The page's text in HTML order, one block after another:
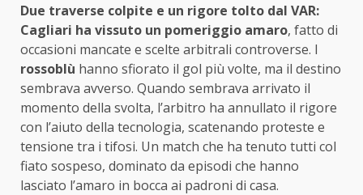
Due traverse colpite e un rigore tolto dal VAR:
Cagliari ha vissuto un pomeriggio amaro, fatto di
occasioni mancate e scelte arbitrali controverse. I
rossoblù hanno sfiorato il gol più volte, ma il destino
sembrava avverso. Quando sembrava arrivato il
momento della svolta, l’arbitro ha annullato il rigore
con l’aiuto della tecnologia, scatenando proteste e
tensione tra i tifosi. Un match che ha tenuto tutti col
fiato sospeso, dominato da episodi che hanno
lasciato l’amaro in bocca ai padroni di casa.